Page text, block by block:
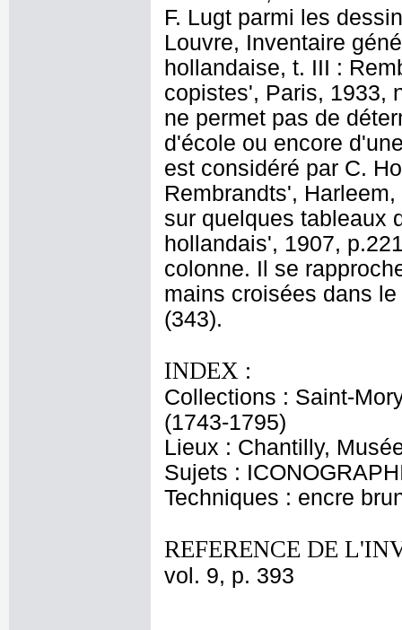
F. Lugt parmi les
Louvre, Inventaire
hollandaise, t. III :
copistes', Paris, 1933,
ne permet pas de
d'école ou encore
est considéré par C.
Rembrandts',
sur quelques tableaux
hollandais', 1907,
colonne. Il se
mains croisées dans
(343).
INDEX :
Collections : Saint-
(1743-1795)
Lieux : Chantilly,
Sujets :
Techniques : encre
REFERENCE DE
vol. 9, p. 393